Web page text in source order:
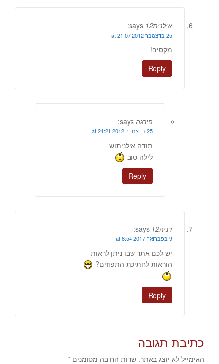
אילנית12 says:
25 בדצמבר 2012 at 21:07
מקסים!
Reply
פירגה says:
25 בדצמבר 2012 at 21:21
תודה אילניתוש
לילה טוב
Reply
דניה12 says:
9 בפברואר 2017 at 8:54
יש לכם אתר שבו ניתן לראות
הוראות לחתיכת התפוזים?
Reply
כתיבת תגובה
האימייל לא יוצג באתר. שדות החובה מסומנים *